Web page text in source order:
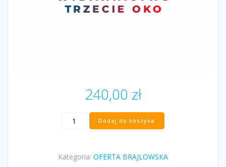
240,00 zł
ilość
„Szubad
Ewa
Dodaj do koszyka
Kategoria: OFERTA BRAJLOWSKA